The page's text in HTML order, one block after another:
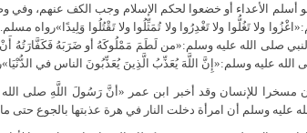
لو أسلم الأعداء أو خضعوا لحكم الإسلام وجب الكف عنهم، وفي
ولا تَغُلُّوا ولا تَغْدِرُوا ولا تُمَثِّلُوا ولا تَقْتُلُوا
صلى الله عليه وسلم:«من لَطَمَ مَمْلُوكَهُ أو ضَرَبَهُ فَكَفَّارَتُهُ
الله عليه وسلم:«إِنَّ اللَّهَ يُعَذِّبُ الَّذِينَ يُعَذِّبُونَ الناس في
مسخرا للإنسان وقد أخبر ابن عمر «أنَّ رَسُولَ اللَّهِ صلى
عليه وسلم أن امرأة دخلت النار في هرة عذبتها بالجوع حتى